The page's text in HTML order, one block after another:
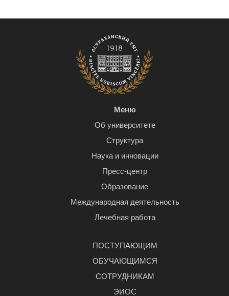
Меню
Об университете
Структура
Наука и инновации
Пресс-центр
Образование
Международная деятельность
Лечебная работа
ПОСТУПАЮЩИМ
ОБУЧАЮЩИМСЯ
СОТРУДНИКАМ
ЭИОС